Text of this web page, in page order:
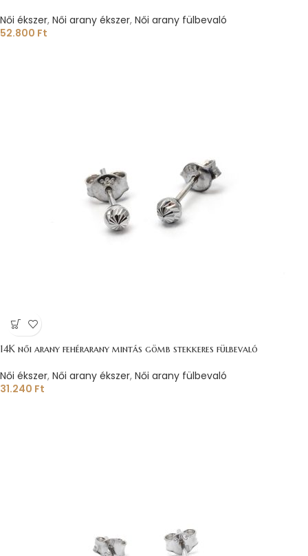
Női ékszer, Női arany ékszer, Női arany fülbevaló
52.800 Ft
14K női arany fehérarany mintás gömb stekkeres fülbevaló
Női ékszer, Női arany ékszer, Női arany fülbevaló
31.240 Ft